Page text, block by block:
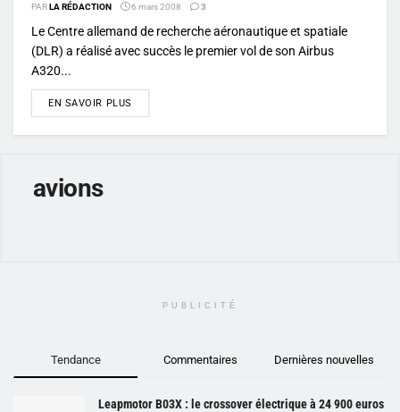
PARLA RÉDACTION 6 mars 2008 3
Le Centre allemand de recherche aéronautique et spatiale
(DLR) a réalisé avec succès le premier vol de son Airbus
A320...
EN SAVOIR PLUS
avions
PUBLICITÉ
Tendance Commentaires Dernières nouvelles
Leapmotor B03X : le crossover électrique à 24 900 euros